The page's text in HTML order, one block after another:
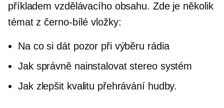
příkladem vzdělávacího obsahu. Zde je několik
témat zčerno-bílé vložky:
Na co si dát pozor při výběru rádia
Jak správně nainstalovat stereo systém
Jak zlepšit kvalitu přehrávání hudby.